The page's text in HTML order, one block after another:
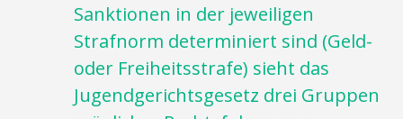
Sanktionen in der jeweiligen
Strafnorm determiniert sind (Geld-
oder Freiheitsstrafe) sieht das
Jugendgerichtsgesetz drei Gruppen